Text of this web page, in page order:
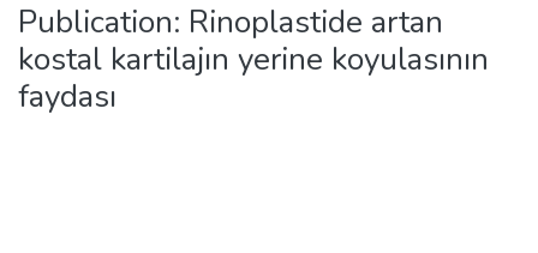
Publication: Rinoplastide artan
kostal kartilajın yerine koyulasının
faydası